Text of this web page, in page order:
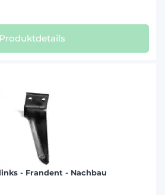
Produktdetails
- Frandent - Nachbau